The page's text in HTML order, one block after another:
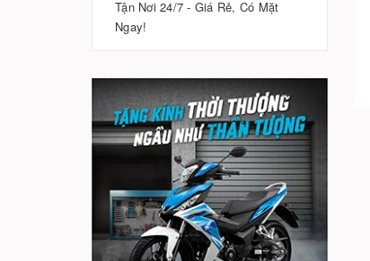
Tận Nơi 24/7 - Giá Rẻ, Có Mặt
Ngay!